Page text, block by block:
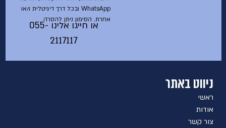
WhatsApp ובכל דרך דיגיטלית ו/או
אחרת. הסימון ניתן להסרה
או חייגו אלינו055-
2117117
ניווט באתר
ראשי
אודות
צור קשר